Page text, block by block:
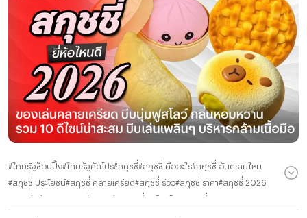
#ไทยรัฐช็อปปิ้ง#ไทยรัฐคัดโปร#สกุชชี่#สกุชชี่ คืออะไร#สกุชชี่ อันตรายไหม
#สกุชชี่ ประโยชน์#สกุชชี่ คลายเครียด#สกุชชี่ รีวิว#สกุชชี่ ราคา#สกุชชี่ 2026
สกุชชี่ Shopee สกุชชี่ Lazada สกุชชี่ผลโกมุโกมุ
สกุชชี่ซาลาเปา